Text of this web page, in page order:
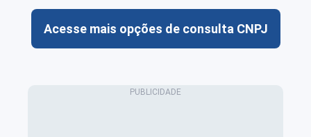
Acesse mais opções de consulta CNPJ